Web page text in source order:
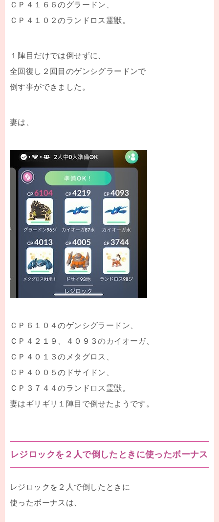
ＣＰ４１６６のグラードン、
ＣＰ４１０２のランドロス霊獣。
１陣目だけでは倒せずに、
全回復し２回目のゲンシグラードンで
倒す事ができました。
妻は、
ＣＰ６１０４のゲンシグラードン、
ＣＰ４２１９、４０９３のカイオーガ、
ＣＰ４０１３のメタグロス、
ＣＰ４００５のドサイドン、
ＣＰ３７４４のランドロス霊獣。
妻はギリギリ１陣目で倒せたようです。
レジロックを２人で倒したときに使ったボーナス
レジロックを２人で倒したときに
使ったボーナスは、